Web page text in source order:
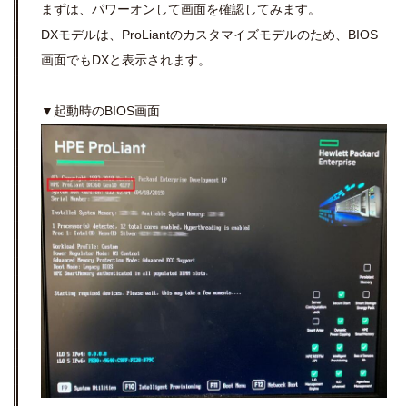
まずは、パワーオンして画面を確認してみます。
DXモデルは、ProLiantのカスタマイズモデルのため、BIOS
画面でもDXと表示されます。
▼起動時のBIOS画面